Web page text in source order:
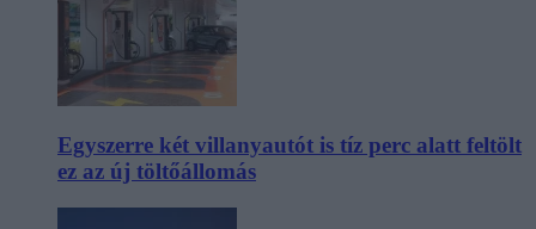
Egyszerre két villanyautót is tíz perc alatt feltölt
ez az új töltőállomás